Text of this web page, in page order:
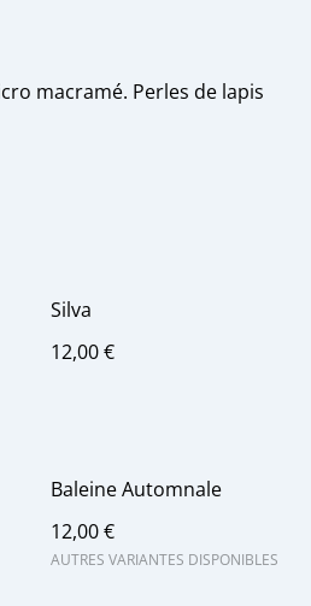
macramé. Perles de lapis
Silva
12,00 €
Baleine Automnale
12,00 €
AUTRES VARIANTES DISPONIBLES